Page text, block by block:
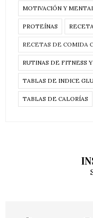
MOTIVACIÓN Y
PROTEÍNAS
RECETAS DE COMIDA
RUTINAS DE FITNESS Y
TABLAS DE INDICE
TABLAS DE CALORÍAS